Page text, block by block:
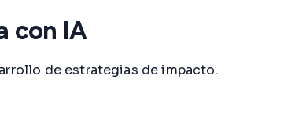
con IA
de estrategias de impacto.